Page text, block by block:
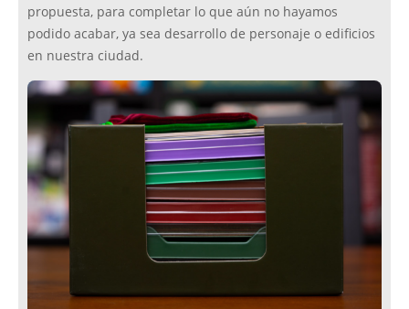
propuesta, para completar lo que aún no hayamos
podido acabar, ya sea desarrollo de personaje o edificios
en nuestra ciudad.